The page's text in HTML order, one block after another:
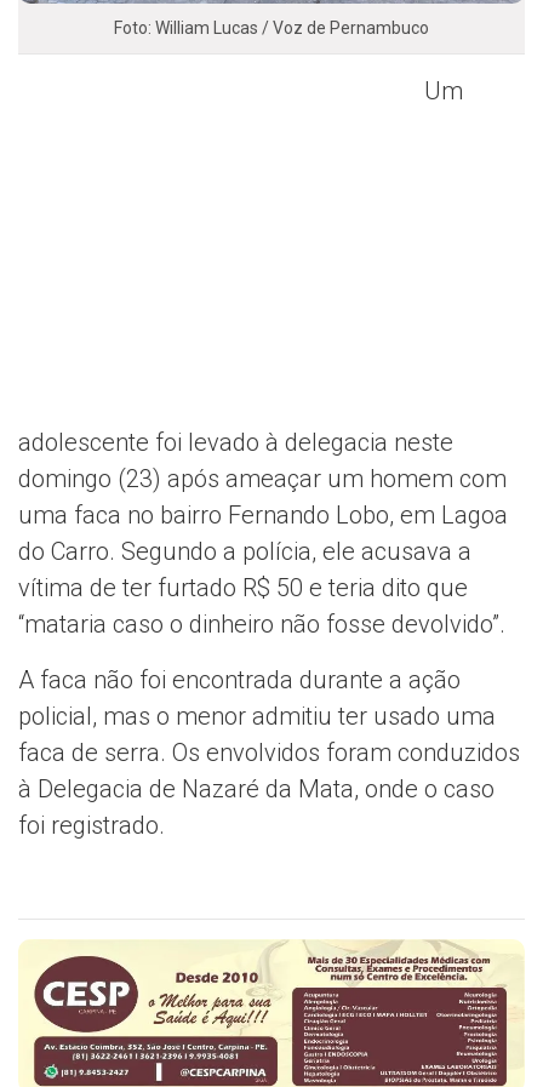
Foto: William Lucas / Voz de Pernambuco
Um
adolescente foi levado à delegacia neste
domingo (23) após ameaçar um homem com
uma faca no bairro Fernando Lobo, em Lagoa
do Carro. Segundo a polícia, ele acusava a
vítima de ter furtado R$ 50 e teria dito que
“mataria caso o dinheiro não fosse devolvido”.
A faca não foi encontrada durante a ação
policial, mas o menor admitiu ter usado uma
faca de serra. Os envolvidos foram conduzidos
à Delegacia de Nazaré da Mata, onde o caso
foi registrado.